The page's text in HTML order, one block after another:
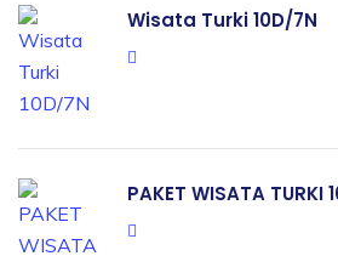
Wisata Turki 10D/7N
PAKET WISATA TURKI